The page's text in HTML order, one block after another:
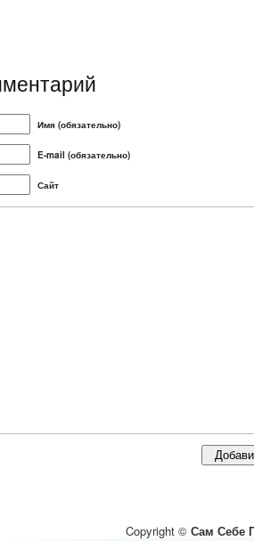
Имя (обязательно)
E-mail (обязательно)
Сайт
Copyright © Сам Себе